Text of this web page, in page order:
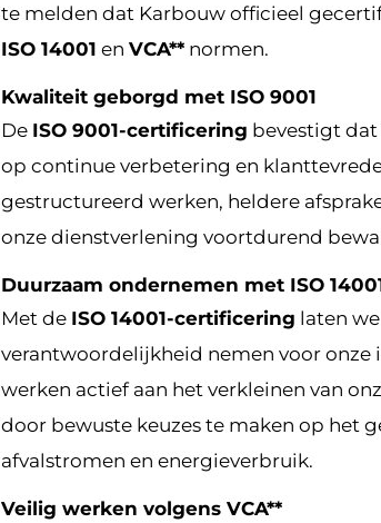
te melden dat Karbouw officieel
ISO 14001 en VCA** normen.
Kwaliteit geborgd met ISO 9001
De ISO 9001-certificering bevestigt dat
op continue verbetering en
gestructureerd werken, heldere
onze dienstverlening voortdurend
Duurzaam ondernemen met ISO
Met de ISO 14001-certificering laten
verantwoordelijkheid nemen voor onze
werken actief aan het verkleinen van
door bewuste keuzes te maken op het
afvalstromen en energieverbruik.
Veilig werken volgens VCA**